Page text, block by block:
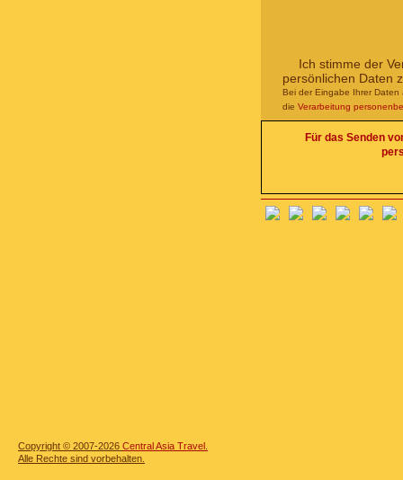
Ich stimme der
persönlichen Daten
Bei der Eingabe Ihrer Daten
die Verarbeitung
Für das Senden
Copyright © 2007-2026 Central Asia Travel.
Alle Rechte sind vorbehalten.